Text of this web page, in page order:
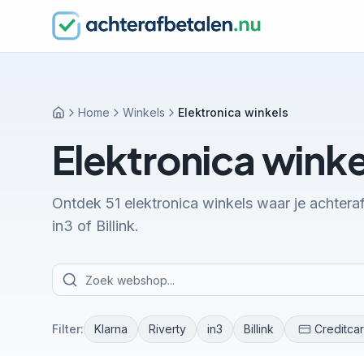
HomeHome Winkels Elektronica winkels
Elektronica
Ontdek 51 elektronica winkels waar je
in3 of Billink.
Filter: Klarna Riverty in3 Billink